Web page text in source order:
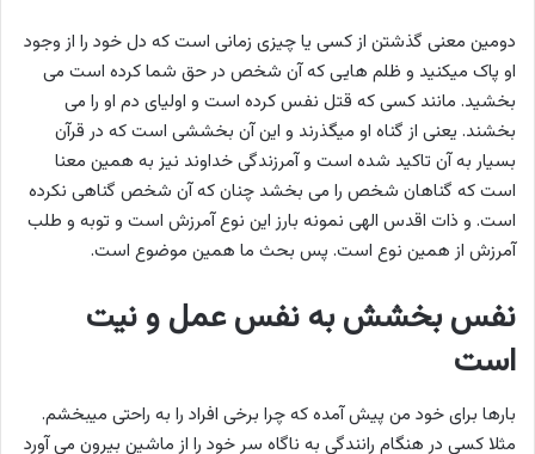
دومین معنی گذشتن از کسی یا چیزی زمانی است که دل خود را از وجود
او پاک میکنید و ظلم هایی که آن شخص در حق شما کرده است می
بخشید. مانند کسی که قتل نفس کرده است و اولیای دم او را می
بخشند. یعنی از گناه او میگذرند و این آن بخششی است که در قرآن
بسیار به آن تاکید شده است و آمرزندگی خداوند نیز به همین معنا
است که گناهان شخص را می بخشد چنان که آن شخص گناهی نکرده
است. و ذات اقدس الهی نمونه بارز این نوع آمرزش است و توبه و طلب
آمرزش از همین نوع است. پس بحث ما همین موضوع است.
نفس بخشش به نفس عمل و نیت
است
بارها برای خود من پیش آمده که چرا برخی افراد را به راحتی میبخشم.
مثلا کسی در هنگام رانندگی به ناگاه سر خود را از ماشین بیرون می آورد